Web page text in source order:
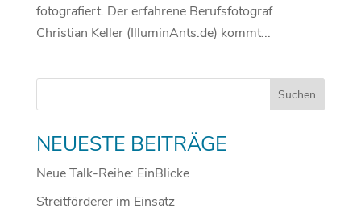
fotografiert. Der erfahrene Berufsfotograf
Christian Keller (IlluminAnts.de) kommt...
NEUESTE BEITRÄGE
Neue Talk-Reihe: EinBlicke
Streitförderer im Einsatz